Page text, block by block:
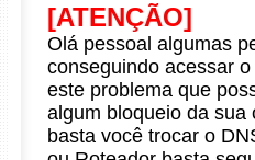
[ATENÇÃO]
Olá pessoal algumas
conseguindo acessar
este problema que
algum bloqueio da sua
basta você trocar o